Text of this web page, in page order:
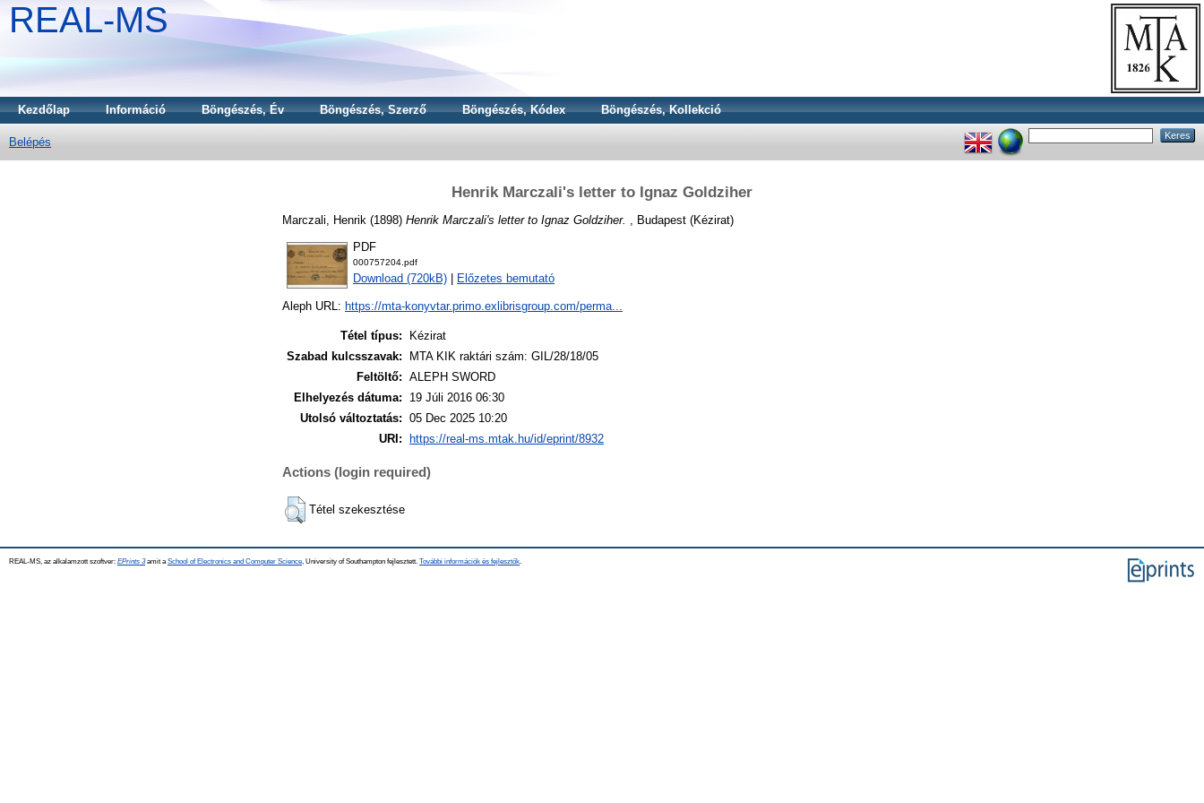
REAL-MS
Kezdőlap Információ Böngészés, Év Böngészés, Szerző Böngészés, Kódex Böngészés, Kollekció
Belépés
Henrik Marczali's letter to Ignaz Goldziher
Marczali, Henrik (1898) Henrik Marczali's letter to Ignaz Goldziher. , Budapest (Kézirat)
PDF
000757204.pdf
Download (720kB) Előzetes bemutató
Aleph URL: https://mta-konyvtar.primo.exlibrisgroup.com/perma...
Tétel típus:
Kézirat
Szabad kulcsszavak:
MTA KIK raktári szám: GIL/28/18/05
Feltöltő: ALEPH SWORD
Elhelyezés dátuma:
19 Júli 2016 06:30
Utolsó változtatás: 05 Dec 2025 10:20
URI:
https://real-ms.mtak.hu/id/eprint/8932
Actions (login required)
Tétel szekesztése
REAL-MS, az alkalamzott szoftver: EPrints 3amit a School of Electronics and Computer Science , University of Southampton fejlesztett. További információk és fejlesztők